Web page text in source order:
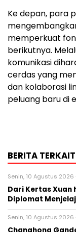
Ke depan, para
memperkuat
berikutnya.
komunikasi
cerdas yang
dan kolaborasi
peluang baru di
BERITA TERKAIT
Senin, 10 Agustus 2026
Dari Kertas Xuan
Diplomat
Senin, 10 Agustus 2026